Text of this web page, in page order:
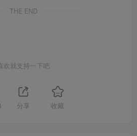
THE END
欢就支持一下吧
分享 收藏